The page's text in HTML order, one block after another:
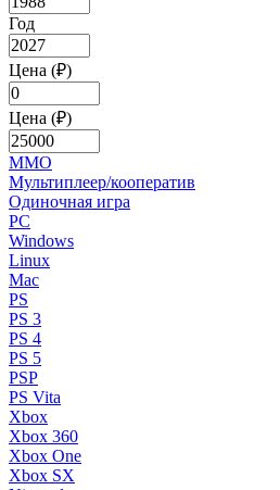
Год
Цена (₽)
Цена (₽)
MMO
Мультиплеер/кооператив
Одиночная игра
PC
Windows
Linux
Mac
PS
PS 3
PS 4
PS 5
PSP
PS Vita
Xbox
Xbox 360
Xbox One
Xbox SX